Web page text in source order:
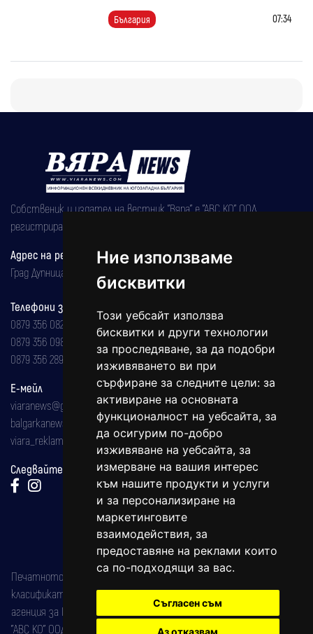
Ние използваме
бисквитки
Този уебсайт използва
бисквитки и други технологии
за проследяване, за да подобри
изживяването ви при
сърфиране за следните цели: за
активиране на основната
функционалност на уебсайта, за
да осигурим по-добро
изживяване на уебсайта, за
измерване на вашия интерес
към нашите продукти и услуги
и за персонализиране на
маркетинговите
взаимодействия, за
предоставяне на реклами които
са по-подходящи за вас.
Съгласен съм
Аз отказвам
България 07:34
Собственик и издател на вестник "Вяра" е "АВС КО" ООД,
регистрирана на 08.05.2002 година.
Адрес на редакцията
Град Дупница, ул.''Христо Ботев" 43
Телефони за реклама и абонаменти
0879 356 082
0879 356 098
0879 356 289
Е-мейл
viaranews@gmail.com
balgarkanews@gmail.com
viara_reklama@mail.bg
Следвайте ни:
Печатното издание на вестника е регистрирано в националния
класификатор на печатните издания (Българска национална
агенция за ISSN) под номер: ISSN 1312-4722.
"АВС КО" ООД е притежател на марката: Вяра информационен